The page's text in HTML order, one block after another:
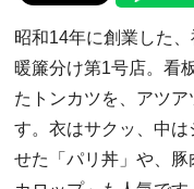
昭和14年に創業した
暖簾分け第1号店。看
たトンカツを、アツ
す。衣はサクッ、中
せた「パリ丼」や、